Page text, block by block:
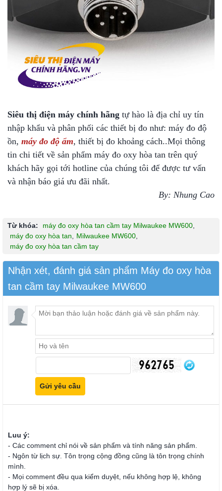
Siêu thị điện máy chính hãng tự hào là địa chỉ uy tín
nhập khẩu và phân phối các thiết bị đo như: máy đo độ
ồn, máy đo độ ẩm, thiết bị đo khoảng cách..Mọi thông
tin chi tiết về sản phẩm máy đo oxy hòa tan trên quý
khách hãy gọi tới hotline của chúng tôi để được tư vấn
và nhận báo giá ưu đãi nhất.
By: Nhung Cao
Từ khóa: máy đo oxy hòa tan cầm tay Milwaukee MW600,
máy đo oxy hòa tan, Milwaukee MW600,
máy đo oxy hòa tan cầm tay
Nhận xét, đánh giá sản phẩm Máy đo oxy hòa
tan cầm tay Milwaukee MW600
Luu ý:
- Các comment chỉ nói về sản phẩm và tính năng sản phẩm.
- Ngôn từ lịch sự. Tôn trọng cộng đồng cũng là tôn trọng chính
mình.
- Mọi comment đều qua kiểm duyệt, nếu không hợp lệ, không
hợp lý sẽ bị xóa.